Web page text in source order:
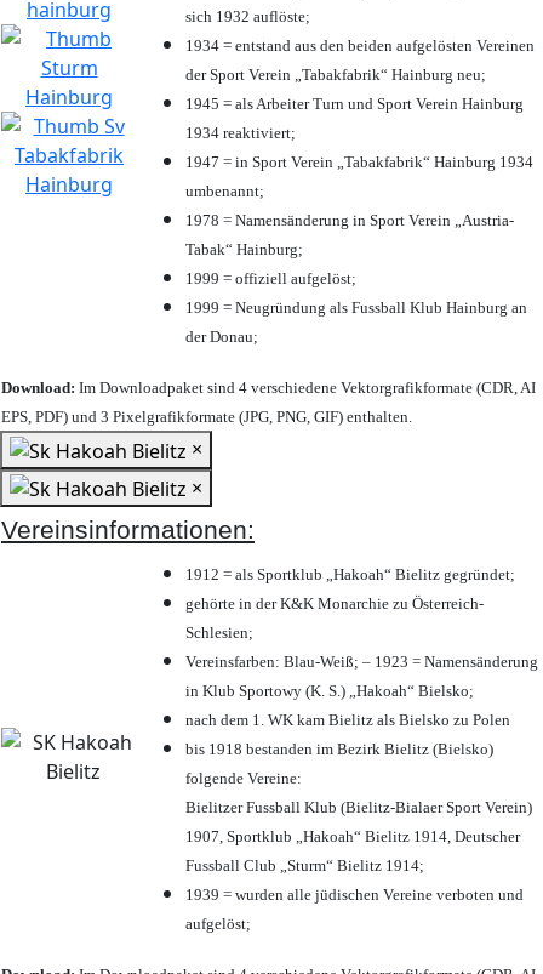
sich 1932 auflöste;
1934 = entstand aus den beiden aufgelösten Vereinen
der Sport Verein „Tabakfabrik“ Hainburg neu;
1945 = als Arbeiter Turn und Sport Verein Hainburg
1934 reaktiviert;
1947 = in Sport Verein „Tabakfabrik“ Hainburg 1934
umbenannt;
1978 = Namensänderung in Sport Verein „Austria-
Tabak“ Hainburg;
1999 = offiziell aufgelöst;
1999 = Neugründung als Fussball Klub Hainburg an
der Donau;
Download: Im Downloadpaket sind 4 verschiedene Vektorgrafikformate (CDR, AI
EPS, PDF) und 3 Pixelgrafikformate (JPG, PNG, GIF) enthalten.
×
×
Vereinsinformationen:
1912 = als Sportklub „Hakoah“ Bielitz gegründet;
gehörte in der K&K Monarchie zu Österreich-
Schlesien;
Vereinsfarben: Blau-Weiß; – 1923 = Namensänderung
in Klub Sportowy (K. S.) „Hakoah“ Bielsko;
nach dem 1. WK kam Bielitz als Bielsko zu Polen
bis 1918 bestanden im Bezirk Bielitz (Bielsko)
folgende Vereine:
Bielitzer Fussball Klub (Bielitz-Bialaer Sport Verein)
1907, Sportklub „Hakoah“ Bielitz 1914, Deutscher
Fussball Club „Sturm“ Bielitz 1914;
1939 = wurden alle jüdischen Vereine verboten und
aufgelöst;